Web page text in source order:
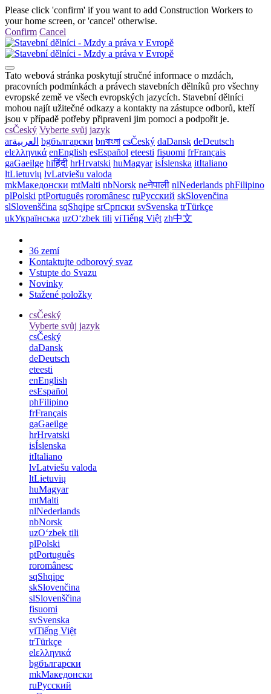
Please click 'confirm' if you want to add Construction Workers to
your home screen, or 'cancel' otherwise.
Confirm Cancel
Tato webová stránka poskytují stručné informace o mzdách,
pracovních podmínkách a právech stavebních dělníků pro všechny
evropské země ve všech evropských jazycích. Stavební dělníci
mohou najít užitečné odkazy a kontakty na zástupce odborů, kteří
jsou v případě potřeby připraveni jim pomoci a podpořit je.
csČeský Vyberte svůj jazyk
arالعربية bgбългарски bnবাংলা csČeský daDansk deDeutsch
elελληνικά enEnglish esEspañol eteesti fisuomi frFrançais
gaGaeilge hiहिंदी hrHrvatski huMagyar isÍslenska itItaliano
ltLietuvių lvLatviešu valoda
mkМакедонски mtMalti nbNorsk neनेपाली nlNederlands phFilipino
plPolski ptPortuguês roromânesc ruРусский skSlovenčina
slSlovenščina sqShqipe srСрпски svSvenska trTürkçe
ukУкраїнська uzOʻzbek tili viTiếng Việt zh中文
36 zemí
Kontaktujte odborový svaz
Vstupte do Svazu
Novinky
Stažené položky
csČeský
Vyberte svůj jazyk
csČeský
daDansk
deDeutsch
eteesti
enEnglish
esEspañol
phFilipino
frFrançais
gaGaeilge
hrHrvatski
isÍslenska
itItaliano
lvLatviešu valoda
ltLietuvių
huMagyar
mtMalti
nlNederlands
nbNorsk
uzOʻzbek tili
plPolski
ptPortuguês
roromânesc
sqShqipe
skSlovenčina
slSlovenščina
fisuomi
svSvenska
viTiếng Việt
trTürkçe
elελληνικά
bgбългарски
mkМакедонски
ruРусский